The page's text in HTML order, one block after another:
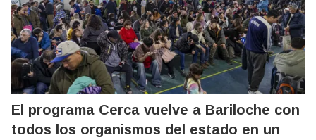
El programa Cerca vuelve a Bariloche con
todos los organismos del estado en un